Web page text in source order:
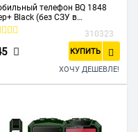
телефон BQ 1848
Black (без СЗУ в
310323
КУПИТЬ
ХОЧУ ДЕШЕВЛЕ!